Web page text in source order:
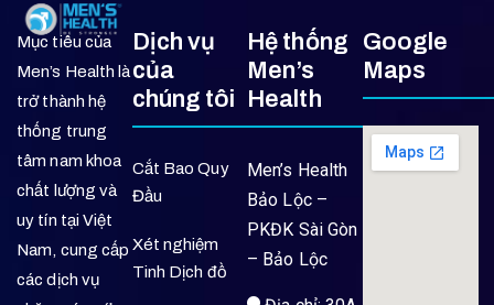
Mục tiêu của
Men’s Health là
trở thành hệ
thống trung
tâm nam khoa
chất lượng và
uy tín tại Việt
Nam, cung cấp
các dịch vụ
Dịch vụ
của
chúng tôi
Cắt Bao Quy
Đầu
Xét nghiệm
Tinh Dịch đồ
Hệ thống
Men’s
Health
Men’s Health
Bảo Lộc –
PKĐK Sài Gòn
– Bảo Lộc
Google
Maps